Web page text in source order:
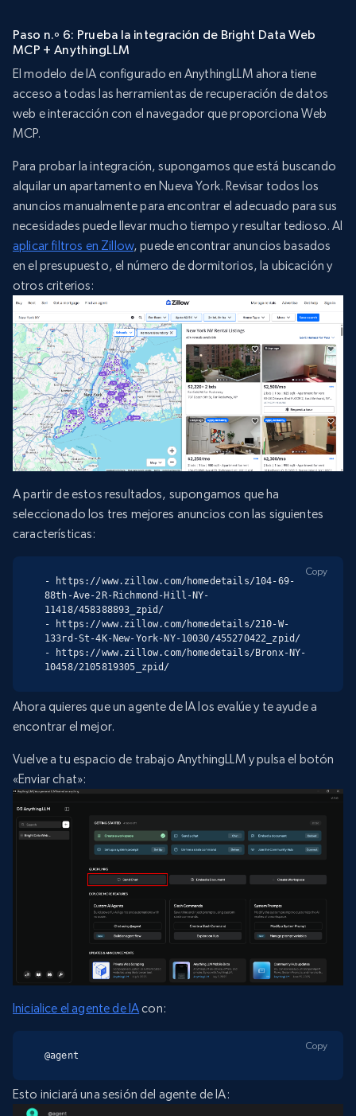
Paso n.º 6: Prueba la integración de Bright Data Web
MCP + AnythingLLM
El modelo de IA configurado en AnythingLLM ahora tiene
acceso a todas las herramientas de recuperación de datos
web e interacción con el navegador que proporciona Web
MCP.
Para probar la integración, supongamos que está buscando
alquilar un apartamento en Nueva York. Revisar todos los
anuncios manualmente para encontrar el adecuado para sus
necesidades puede llevar mucho tiempo y resultar tedioso. Al
aplicar filtros en Zillow, puede encontrar anuncios basados
en el presupuesto, el número de dormitorios, la ubicación y
otros criterios:
A partir de estos resultados, supongamos que ha
seleccionado los tres mejores anuncios con las siguientes
características:
- https://www.zillow.com/homedetails/104-69-
88th-Ave-2R-Richmond-Hill-NY-
11418/458388893_zpid/
- https://www.zillow.com/homedetails/210-W-
133rd-St-4K-New-York-NY-10030/455270422_zpid/
- https://www.zillow.com/homedetails/Bronx-NY-
10458/2105819305_zpid/
Copy
Ahora quieres que un agente de IA los evalúe y te ayude a
encontrar el mejor.
Vuelve a tu espacio de trabajo AnythingLLM y pulsa el botón
«Enviar chat»:
Inicialice el agente de IAcon:
@agent
Copy
Esto iniciará una sesión del agente de IA: